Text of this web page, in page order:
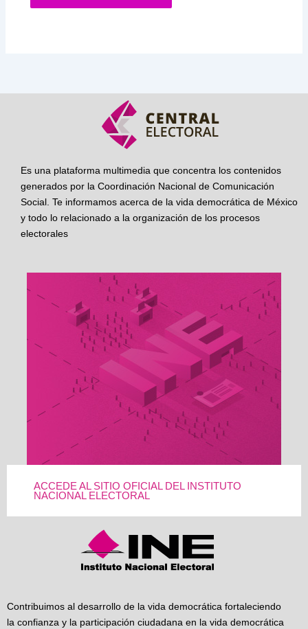
Es una plataforma multimedia que concentra los contenidos
generados por la Coordinación Nacional de Comunicación
Social. Te informamos acerca de la vida democrática de México
y todo lo relacionado a la organización de los procesos
electorales
ACCEDE AL SITIO OFICIAL DEL INSTITUTO
NACIONAL ELECTORAL
Contribuimos al desarrollo de la vida democrática fortaleciendo
la confianza y la participación ciudadana en la vida democrática